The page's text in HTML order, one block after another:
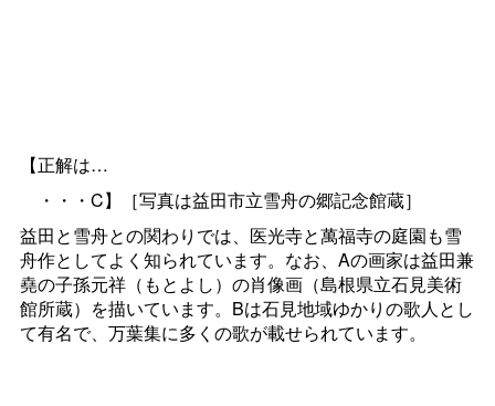
【正解は…
・・・C】［写真は益田市立雪舟の郷記念館蔵］
益田と雪舟との関わりでは、医光寺と萬福寺の庭園も雪
舟作としてよく知られています。なお、Aの画家は益田兼
堯の子孫元祥（もとよし）の肖像画（島根県立石見美術
館所蔵）を描いています。Bは石見地域ゆかりの歌人とし
て有名で、万葉集に多くの歌が載せられています。